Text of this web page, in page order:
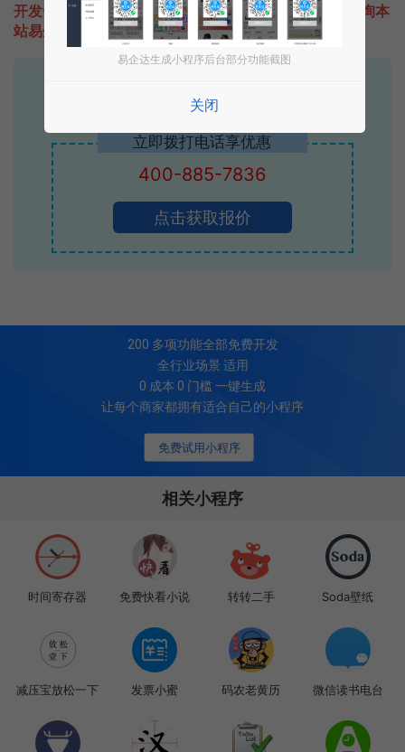
开发一款类似圣诞帽生成工具的小程序不难，只需要咨询本
站易企达客服即可为您定制开发，免费提供报价。
专业小程序、公众号H5 APP等软件开发
立即拨打电话享优惠
400-885-7836
点击获取报价
免费试用小程序
200 多项功能全部免费开发
全行业场景 适用
0 成本 0 门槛 一键生成
让每个商家都拥有适合自己的小程序
相关小程序
时间寄存器 免费快看小说 转转二手 Soda壁纸
减压宝放松一下 发票小蜜 码农老黄历 微信读书电台
易企达生成小程序后台部分功能截图
关闭